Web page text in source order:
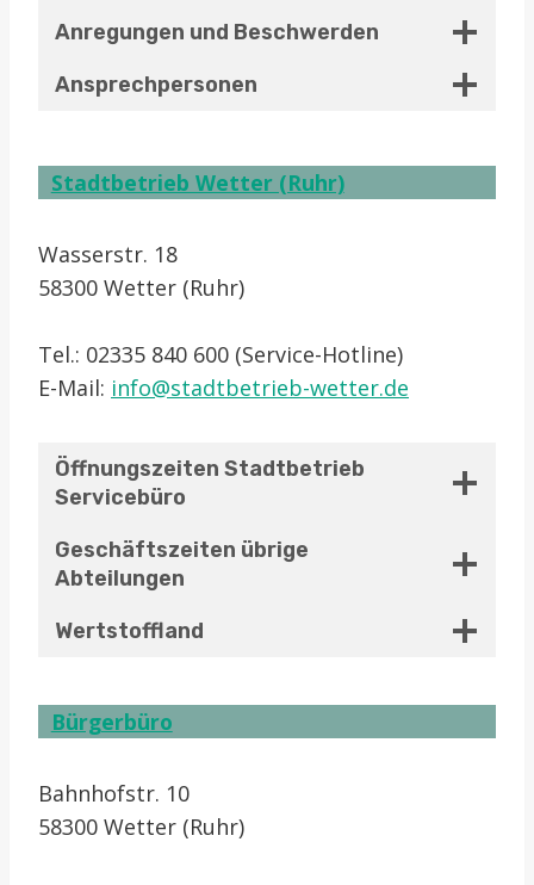
Anregungen und Beschwerden
Ansprechpersonen
Stadtbetrieb Wetter (Ruhr)
Wasserstr. 18
58300 Wetter (Ruhr)
Tel.: 02335 840 600 (Service-Hotline)
E-Mail: info@stadtbetrieb-wetter.de
Öffnungszeiten Stadtbetrieb
Servicebüro
Geschäftszeiten übrige
Abteilungen
Wertstoffland
Bürgerbüro
Bahnhofstr. 10
58300 Wetter (Ruhr)